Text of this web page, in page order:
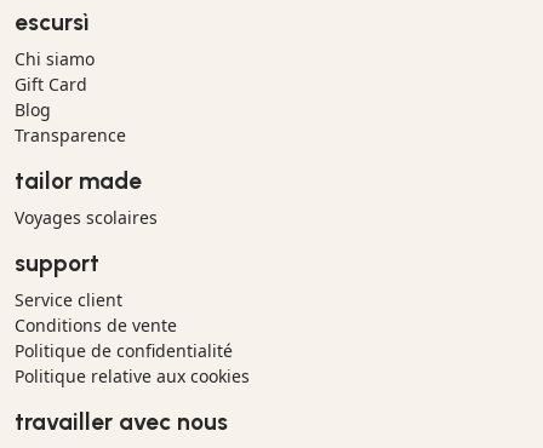
escursì
Chi siamo
Gift Card
Blog
Transparence
tailor made
Voyages scolaires
support
Service client
Conditions de vente
Politique de confidentialité
Politique relative aux cookies
travailler avec nous